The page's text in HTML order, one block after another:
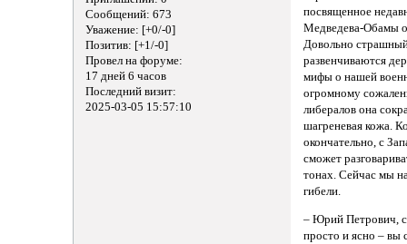
Сообщений: 673
Уважение: [+0/-0]
Позитив: [+1/-0]
Провел на форуме:
17 дней 6 часов
Последний визит:
2025-03-05 15:57:10
посвященное
Медведева-Обамы
Довольно
развенчиваются
мифы о нашей
огромному
либералов она
шагреневая кожа.
окончательно, с
сможет
тонах. Сейчас мы
гибели.
– Юрий Петрович,
просто и ясно – вы